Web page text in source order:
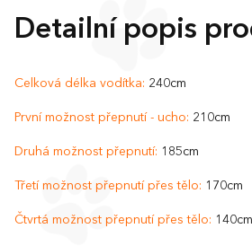
Detailní popis
Celková délka vodítka: 240cm
První možnost přepnutí - ucho: 210cm
Druhá možnost přepnutí: 185cm
Třetí možnost přepnutí přes tělo: 170cm
Čtvrtá možnost přepnutí přes tělo: 140cm